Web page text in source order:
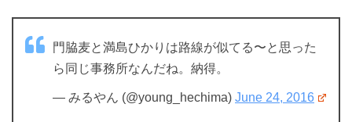
門脇麦と満島ひかりは路線が似てる〜と思った
ら同じ事務所なんだね。納得。
— みるやん (@young_hechima) June 24, 2016